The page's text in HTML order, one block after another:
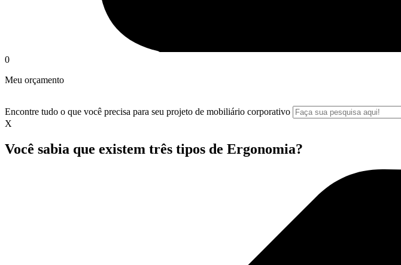
0
Meu orçamento
Encontre tudo o que você precisa para seu projeto de mobiliário corporativo
X
Você sabia que existem três tipos de Ergonomia?